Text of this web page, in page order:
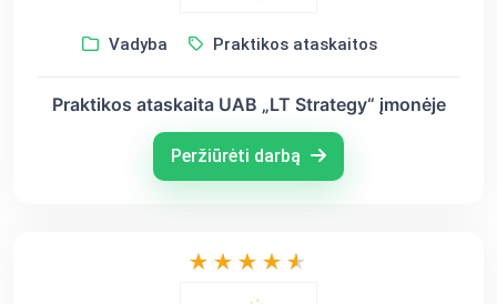
Vadyba Praktikos ataskaitos
Praktikos ataskaita UAB „LT Strategy“ įmonėje
Peržiūrėti darbą